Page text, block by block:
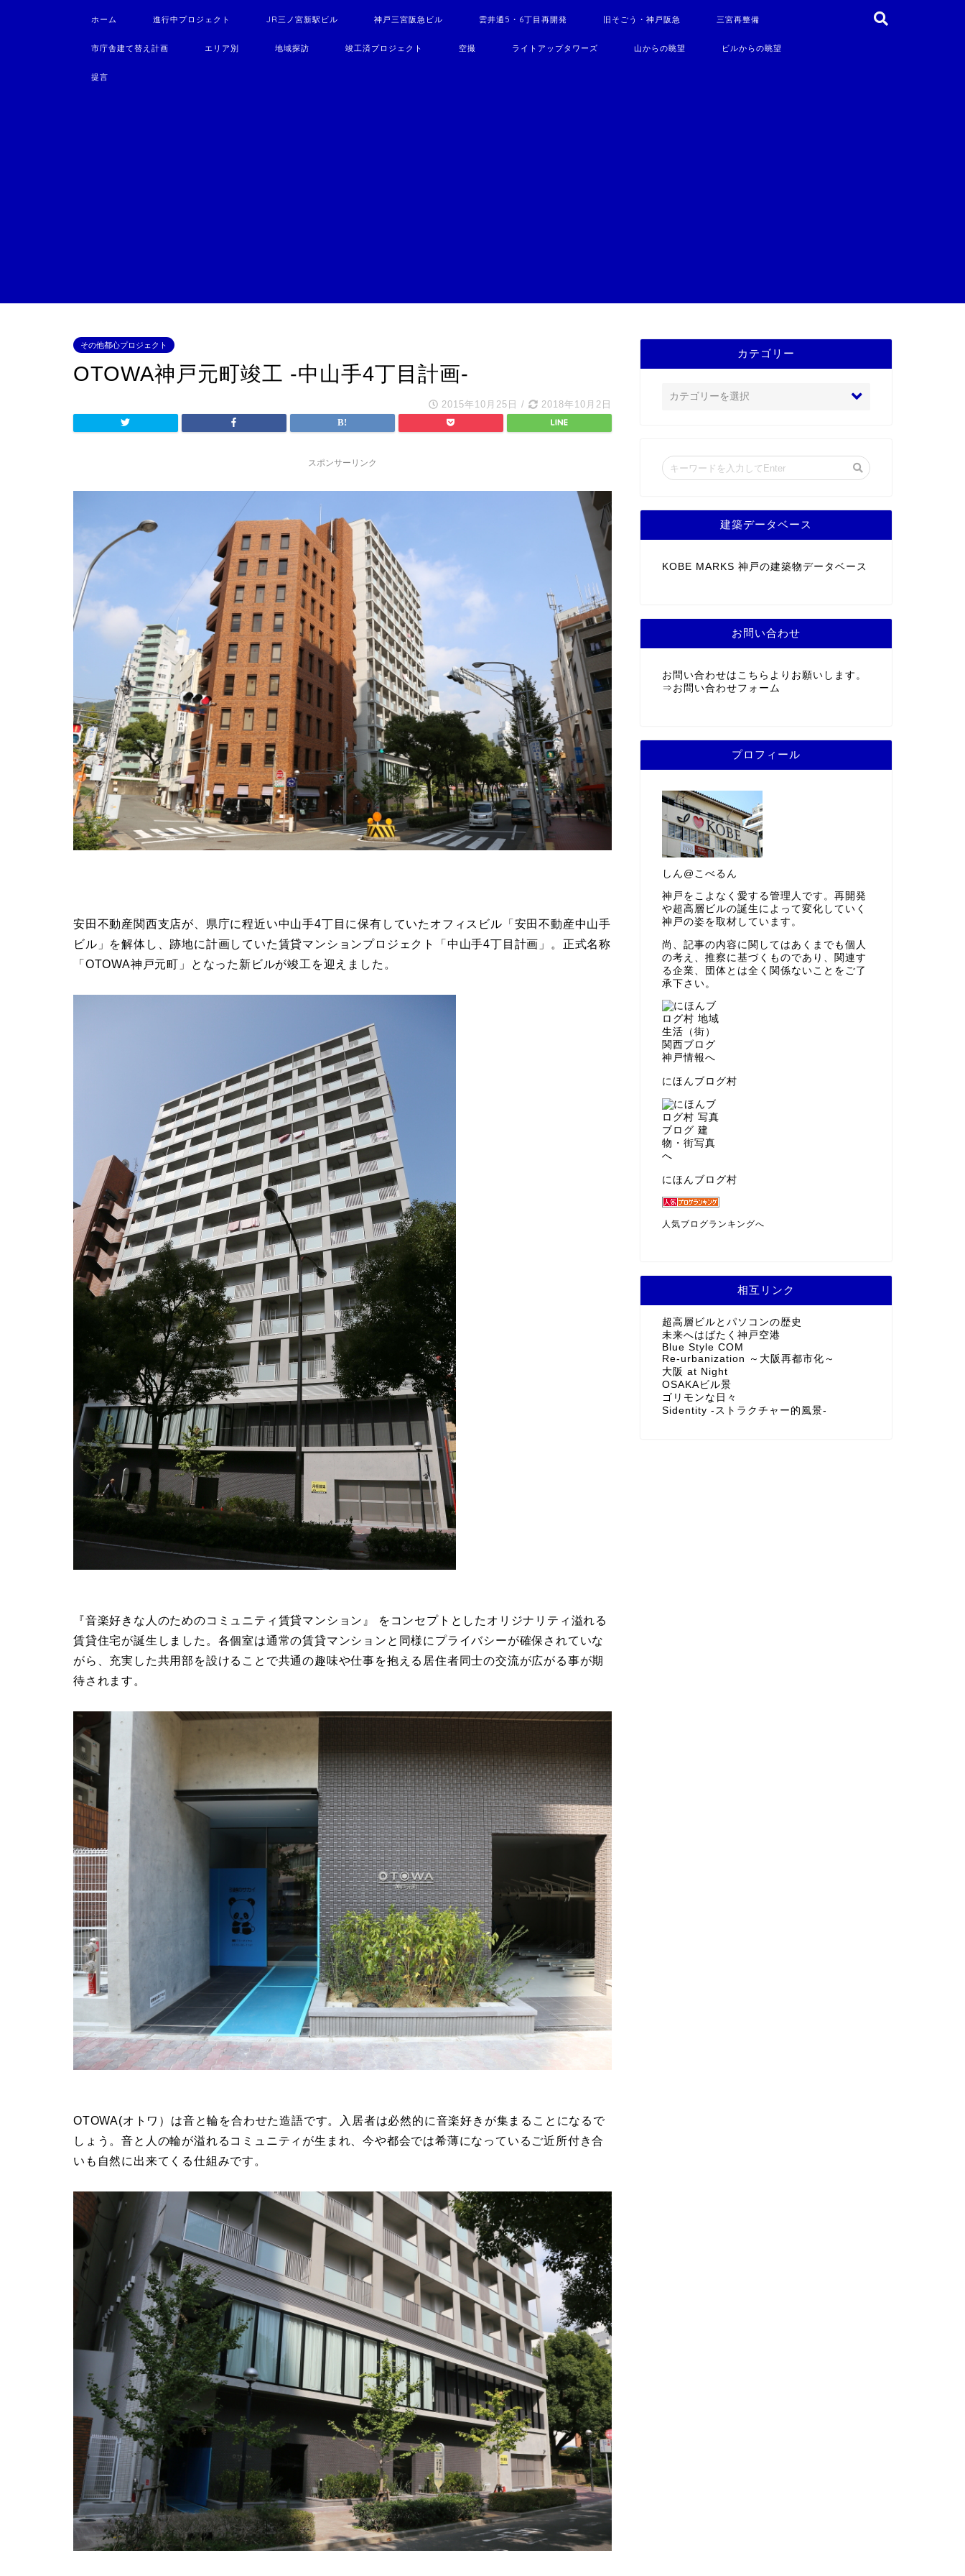
ホーム 進行中プロジェクト JR三ノ宮新駅ビル 神戸三宮阪急ビル 雲井通5・6丁目再開発 旧そごう・神戸阪急 三宮再整備
市庁舎建て替え計画 エリア別 地域探訪 竣工済プロジェクト 空撮 ライトアップタワーズ 山からの眺望 ビルからの眺望
提言
その他都心プロジェクト
OTOWA神戸元町竣工 -中山手4丁目計画-
2015年10月25日 / 2018年10月2日
スポンサーリンク
安田不動産関西支店が、県庁に程近い中山手4丁目に保有していたオフィスビル「安田不動産中山手
ビル」を解体し、跡地に計画していた賃貸マンションプロジェクト「中山手4丁目計画」。正式名称
「OTOWA神戸元町」となった新ビルが竣工を迎えました。
『音楽好きな人のためのコミュニティ賃貸マンション』 をコンセプトとしたオリジナリティ溢れる
賃貸住宅が誕生しました。各個室は通常の賃貸マンションと同様にプライバシーが確保されていな
がら、充実した共用部を設けることで共通の趣味や仕事を抱える居住者同士の交流が広がる事が期
待されます。
OTOWA(オトワ）は音と輪を合わせた造語です。入居者は必然的に音楽好きが集まることになるで
しょう。音と人の輪が溢れるコミュニティが生まれ、今や都会では希薄になっているご近所付き合
いも自然に出来てくる仕組みです。
カテゴリー
建築データベース
KOBE MARKS 神戸の建築物データベース
お問い合わせ
お問い合わせはこちらよりお願いします。
⇒ お問い合わせフォーム
プロフィール
しん@こべるん
神戸をこよなく愛する管理人です。再開発
や超高層ビルの誕生によって変化していく
神戸の姿を取材しています。
尚、記事の内容に関してはあくまでも個人
の考え、推察に基づくものであり、関連す
る企業、団体とは全く関係ないことをご了
承下さい。
にほんブログ村
にほんブログ村
人気ブログランキングへ
相互リンク
超高層ビルとパソコンの歴史
未来へはばたく神戸空港
Blue Style COM
Re-urbanization ～大阪再都市化～
大阪 at Night
OSAKAビル景
ゴリモンな日々
Sidentity -ストラクチャー的風景-